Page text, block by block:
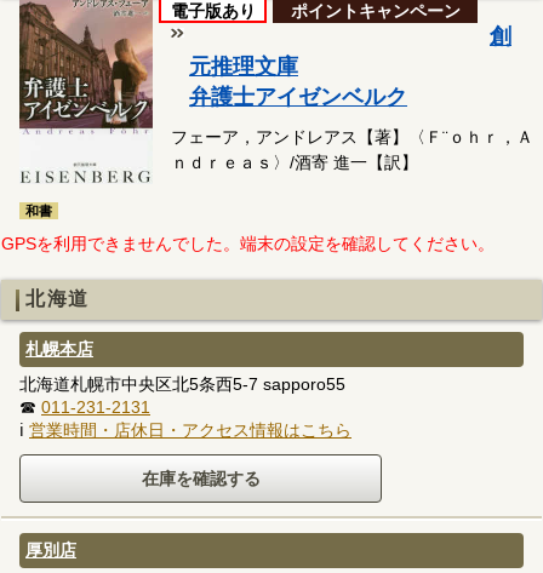
和書
電子版あり ポイントキャンペーン
創
元推理文庫
弁護士アイゼンベルク
フェーア，アンドレアス【著】〈Ｆ¨ｏｈｒ，Ａ
ｎｄｒｅａｓ〉/酒寄 進一【訳】
GPSを利用できませんでした。端末の設定を確認してください。
北海道
札幌本店
北海道札幌市中央区北5条西5-7 sapporo55
☎ 011-231-2131
ℹ 営業時間・店休日・アクセス情報はこちら
厚別店